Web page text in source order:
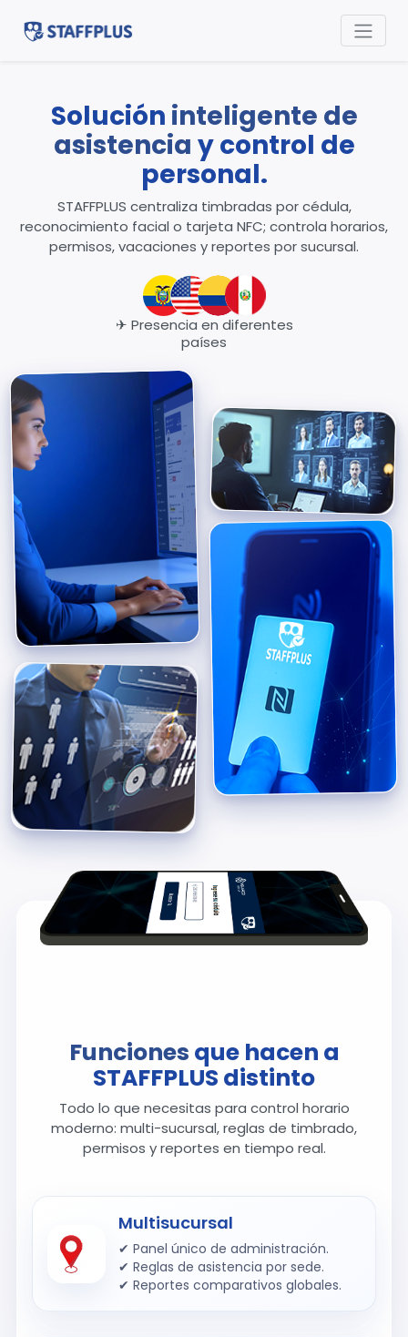
Solución inteligente de
asistencia y control de
personal.
STAFFPLUS centraliza timbradas por cédula,
reconocimiento facial o tarjeta NFC; controla horarios,
permisos, vacaciones y reportes por sucursal.
✈ Presencia en diferentes
países
Funciones que hacen a
STAFFPLUS distinto
Todo lo que necesitas para control horario
moderno: multi-sucursal, reglas de timbrado,
permisos y reportes en tiempo real.
Multisucursal
✔ Panel único de administración.
✔ Reglas de asistencia por sede.
✔ Reportes comparativos globales.